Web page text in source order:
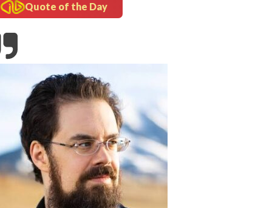
Quote of the Day